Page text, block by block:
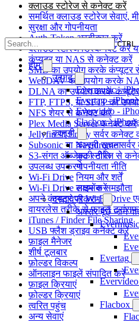
होम
उत्पाद
Evermusic -
Evertag -
Evervideo -
Flacbox -
कानूनी
कानूनी सूचना
कुकी नीति
गोपनीयता नीति
नियम और शर्तें
लाइसेंस समझौता
दस्तावेज़ीकरण
अक्सर पूछे जाने
Evermusic
Evertag
Evervideo
Flacbox
क्लाउड स्टोरेज से कनेक्ट करें
समर्थित क्लाउड स्टोरेज सेवाएं,
सुरक्षा और गोपनीयता
Auth-Token अस्वीकार करें
क्लाउड स्टोरेज डिस्कनेक्ट करें
कंप्यूटर या NAS से कनेक्ट करें
SMB का उपयोग करके
WebDAV का उपयोग करके
DLNA का उपयोग करके
FTP, FTPS, या SFTP का
NFS शेयर से कनेक्ट करें
Plex Media Server कनेक्ट करें
Jellyfin या Emby सर्वर कनेक्ट
Subsonic या Navidrome
S3-संगत ऑब्जेक्ट स्टोरेज से
उपलब्ध उपकरण
Wi-Fi Drive
Wi-Fi Drive सक्षम करें
अपने कंप्यूटर पर Wi-Fi Drive
वायरलेस तरीके से फाइलें
iTunes / Finder File Sharing
USB फ्लैश ड्राइव कनेक्ट करें
फ़ाइल मैनेजर
शीर्ष टूलबार
फ़ोल्डर विकल्प
ऑनलाइन फाइलें संपादित करें
फ़ाइल क्रियाएं
फ़ोल्डर क्रियाएं
त्वरित पहुंच
अन्य सेवाएं